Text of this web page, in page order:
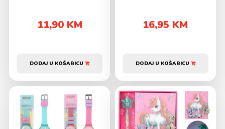
11,90 KM
DODAJ U KOŠARICU
16,95 KM
DODAJ U KOŠARICU